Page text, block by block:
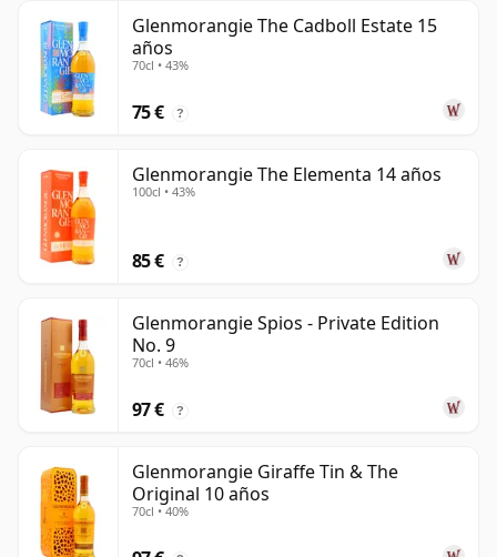
Glenmorangie The Cadboll Estate 15
años
70cl • 43%
75 € ?
Glenmorangie The Elementa 14 años
100cl • 43%
85 € ?
Glenmorangie Spios - Private Edition
No. 9
70cl • 46%
97 € ?
Glenmorangie Giraffe Tin & The
Original 10 años
70cl • 40%